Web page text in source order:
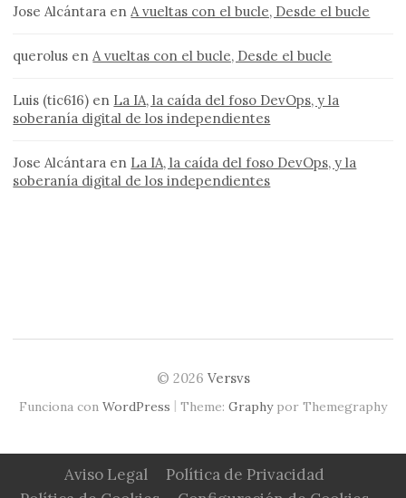
Jose Alcántara enA vueltas con el bucle, Desde el bucle
querolus enA vueltas con el bucle, Desde el bucle
Luis (tic616) en La IA, la caída del foso DevOps, y la
soberanía digital de los independientes
Jose Alcántara en La IA, la caída del foso DevOps, y la
soberanía digital de los independientes
© 2026 Versvs
Funciona con WordPress | Theme: Graphypor Themegraphy
Aviso Legal
Política de Privacidad